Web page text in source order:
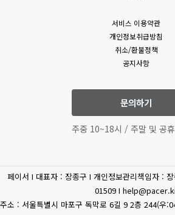
회원이 명시적으로 거부의 의사표시를 하지
개정약관에 동의한 것으로 봅니다.
4. 제3항에 의해 변경된 약관은 법령에 특별
부득이한 사유가 없는 한 그 적용일자 이전
약관에 동의하지 않을 경우 언제든지 자유롭
중단하고 탈퇴할 수 있습니다.
6. 회사는 제공하는 서비스 내의 개별 서비
절차를 거치게 됩니다. 이 경우 개별 서비스
이 약관에 우선합니다.
제 4 조 (약관 외 준칙)
있을수
(필수)
금액) 신
휴대전화
인증
(선택)
(필수)
이름
서비스 이용약관
개인정보취급방침
취소/환불정책
공지사항
문의하기
주중 10~18시 / 주말 및 공
페이서 I 대표자 : 장종구 I 개인정보관리책임자 :
01509 I
주소 : 서울특별시 마포구 독막로 6길 9 2층 244(우